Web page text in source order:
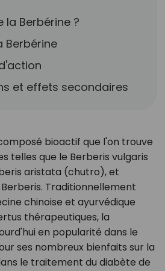
la Berbérine ?
Berbérine
et effets secondaires
bioactif que l'on trouve
telles que le Berberis vulgaris
aristata (chutro), et
Traditionnellement
chinoise et ayurvédique
thérapeutiques, la
en popularité dans le
ses nombreux bienfaits sur la
le traitement du diabète de